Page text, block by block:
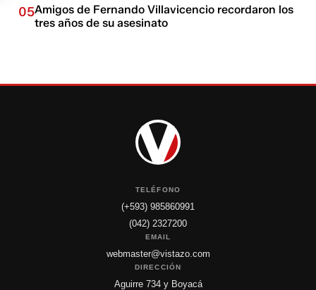
05Amigos de Fernando Villavicencio recordaron los
tres años de su asesinato
TELÉFONO
(+593) 985860991
(042) 2327200
EMAIL
webmaster@vistazo.com
DIRECCIÓN
Aguirre 734 y Boyacá